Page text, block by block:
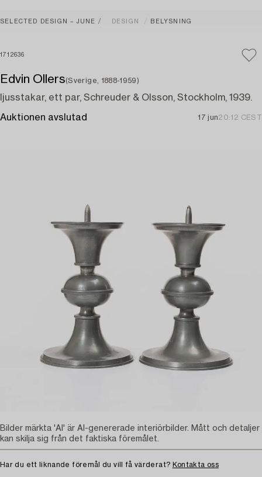
SELECTED DESIGN – JUNE DESIGN BELYSNING
1712636
Edvin Ollers(Sverige, 1888-1959)
ljusstakar, ett par, Schreuder & Olsson, Stockholm, 1939.
Auktionen avslutad 17 jun20:12 CEST
Har du ett liknande föremål du vill få värderat? Kontakta oss
Bilder märkta 'AI' är AI-genererade interiörbilder. Mått och detaljer
kan skilja sig från det faktiska föremålet.